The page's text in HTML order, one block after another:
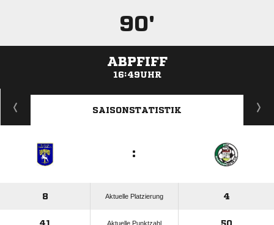
90'
ABPFIFF
16:49UHR
ANZEIGE
SAISONSTATISTIK
:
8 Aktuelle Platzierung 4
41 Aktuelle Punktzahl 50